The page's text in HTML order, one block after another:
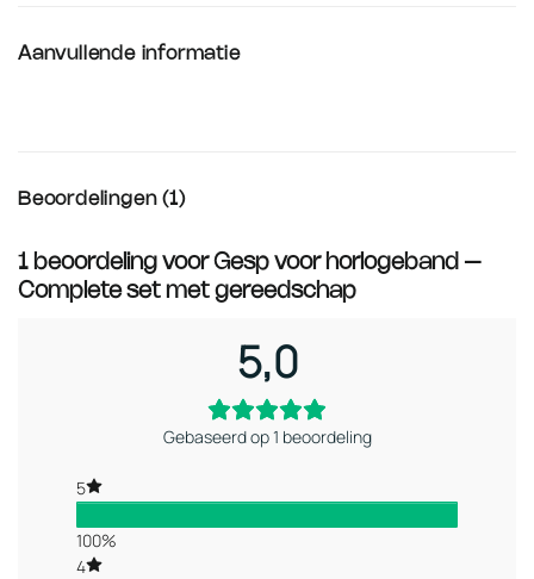
Aanvullende informatie
Beoordelingen (1)
1 beoordeling voorGesp voor horlogeband –
Complete set met gereedschap
5,0
Gebaseerd op 1 beoordeling
5
100%
4